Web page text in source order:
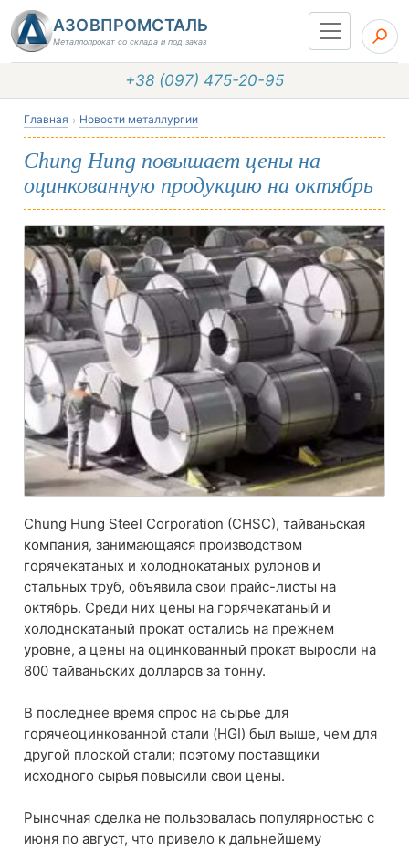
АЗОВПРОМСТАЛЬ
Металлопрокат со склада и под заказ
+38 (097) 475-20-95
Главная Новости металлургии
Chung Hung повышает цены на
оцинкованную продукцию на октябрь
Chung Hung Steel Corporation (CHSC), тайваньская
компания, занимающаяся производством
горячекатаных и холоднокатаных рулонов и
стальных труб, объявила свои прайс-листы на
октябрь. Среди них цены на горячекатаный и
холоднокатаный прокат остались на прежнем
уровне, а цены на оцинкованный прокат выросли на
800 тайваньских долларов за тонну.
В последнее время спрос на сырье для
горячеоцинкованной стали (HGI) был выше, чем для
другой плоской стали; поэтому поставщики
исходного сырья повысили свои цены.
Рыночная сделка не пользовалась популярностью с
июня по август, что привело к дальнейшему